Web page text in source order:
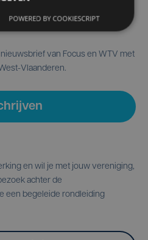
van Focus en WTV met
Vlaanderen.
en wil je met jouw vereniging,
achter de
een begeleide rondleiding
POWERED BY COOKIESCRIPT